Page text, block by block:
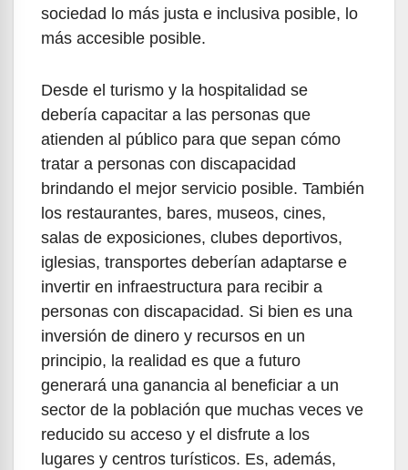
sociedad lo más justa e inclusiva posible, lo
más accesible posible.
Desde el turismo y la hospitalidad se
debería capacitar a las personas que
atienden al público para que sepan cómo
tratar a personas con discapacidad
brindando el mejor servicio posible. También
los restaurantes, bares, museos, cines,
salas de exposiciones, clubes deportivos,
iglesias, transportes deberían adaptarse e
invertir en infraestructura para recibir a
personas con discapacidad. Si bien es una
inversión de dinero y recursos en un
principio, la realidad es que a futuro
generará una ganancia al beneficiar a un
sector de la población que muchas veces ve
reducido su acceso y el disfrute a los
lugares y centros turísticos. Es, además,